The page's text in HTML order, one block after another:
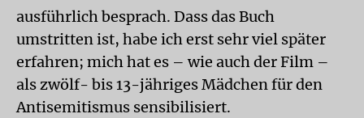
ausführlich besprach. Dass das Buch
umstritten ist, habe ich erst sehr viel später
erfahren; mich hat es – wie auch der Film –
als zwölf- bis 13-jähriges Mädchen für den
Antisemitismus sensibilisiert.